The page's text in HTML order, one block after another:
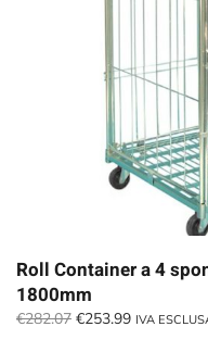
Roll Container a 4
1800mm
€282.07 Il
€253.99IlIVA